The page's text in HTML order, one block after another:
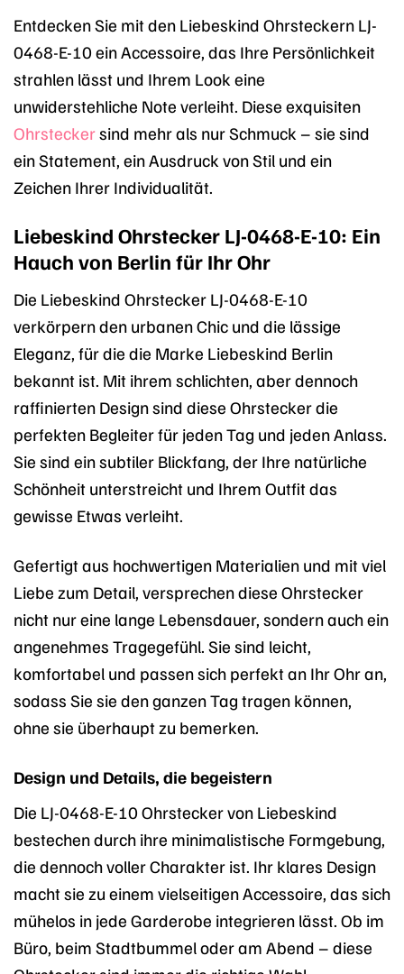
Entdecken Sie mit den Liebeskind Ohrsteckern LJ-
0468-E-10 ein Accessoire, das Ihre Persönlichkeit
strahlen lässt und Ihrem Look eine
unwiderstehliche Note verleiht. Diese exquisiten
Ohrsteckersind mehr als nur Schmuck – sie sind
ein Statement, ein Ausdruck von Stil und ein
Zeichen Ihrer Individualität.
Liebeskind Ohrstecker LJ-0468-E-10: Ein
Hauch von Berlin für Ihr Ohr
Die Liebeskind Ohrstecker LJ-0468-E-10
verkörpern den urbanen Chic und die lässige
Eleganz, für die die Marke Liebeskind Berlin
bekannt ist. Mit ihrem schlichten, aber dennoch
raffinierten Design sind diese Ohrstecker die
perfekten Begleiter für jeden Tag und jeden Anlass.
Sie sind ein subtiler Blickfang, der Ihre natürliche
Schönheit unterstreicht und Ihrem Outfit das
gewisse Etwas verleiht.
Gefertigt aus hochwertigen Materialien und mit viel
Liebe zum Detail, versprechen diese Ohrstecker
nicht nur eine lange Lebensdauer, sondern auch ein
angenehmes Tragegefühl. Sie sind leicht,
komfortabel und passen sich perfekt an Ihr Ohr an,
sodass Sie sie den ganzen Tag tragen können,
ohne sie überhaupt zu bemerken.
Design und Details, die begeistern
Die LJ-0468-E-10 Ohrstecker von Liebeskind
bestechen durch ihre minimalistische Formgebung,
die dennoch voller Charakter ist. Ihr klares Design
macht sie zu einem vielseitigen Accessoire, das sich
mühelos in jede Garderobe integrieren lässt. Ob im
Büro, beim Stadtbummel oder am Abend – diese